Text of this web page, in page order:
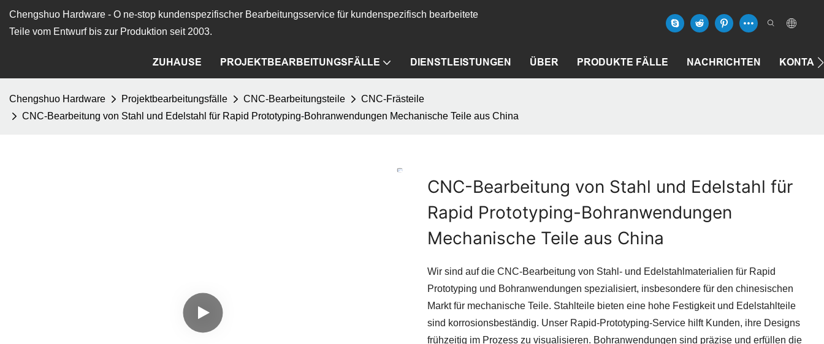
Chengshuo Hardware - O ne-stop kundenspezifischer Bearbeitungsservice für kundenspezifisch bearbeitete
Teile vom Entwurf bis zur Produktion seit 2003.
ZUHAUSE PROJEKTBEARBEITUNGSFÄLLE DIENSTLEISTUNGEN ÜBER PRODUKTE FÄLLE NACHRICHTEN
Chengshuo Hardware Projektbearbeitungsfälle CNC-Bearbeitungsteile
CNC-Frästeile
CNC-Bearbeitung von Stahl und Edelstahl für Rapid Prototyping-Bohranwendungen Mechanische Teile aus China
CNC-Bearbeitung von Stahl und Edelstahl für
Rapid Prototyping-Bohranwendungen
Mechanische Teile aus China
Wir sind auf die CNC-Bearbeitung von Stahl- und Edelstahlmaterialien für Rapid
Prototyping und Bohranwendungen spezialisiert, insbesondere für den chinesischen
Markt für mechanische Teile. Stahlteile bieten eine hohe Festigkeit und Edelstahlteile
sind korrosionsbeständig. Unser Rapid-Prototyping-Service hilft Kunden, ihre Designs
frühzeitig im Prozess zu visualisieren. Bohranwendungen sind präzise und erfüllen die